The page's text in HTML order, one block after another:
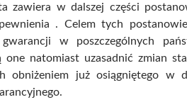
zawiera w dalszej części
. Celem tych
w poszczególnych
one natomiast uzasadnić zmian
obniżeniem już osiągniętego w